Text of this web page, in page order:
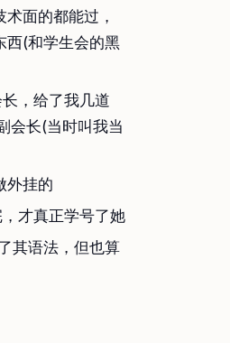
面的都能过，
西(和学生会的黑
，给了我几道
会长(当时叫我当
外挂的
才真正学号了她
其语法，但也算